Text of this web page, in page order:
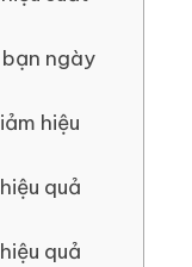
bạn ngày
hiệu
quả
quả